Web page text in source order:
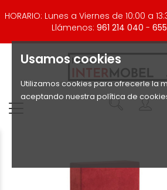
Usamos cookies
Utilizamos cookies para ofrecerle la
aceptando nuestra política de
HORARIO: Lunes a Viernes de 10:00 a
Llámenos: 961 214 040 -